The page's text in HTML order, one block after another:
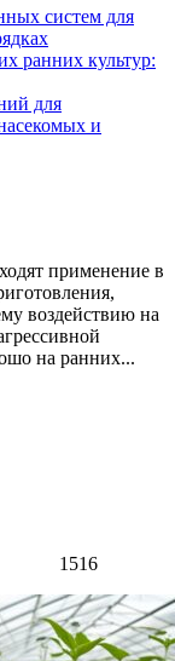
систем для
ранних культур:
для
и
применение в
воздействию на
на ранних...
1516